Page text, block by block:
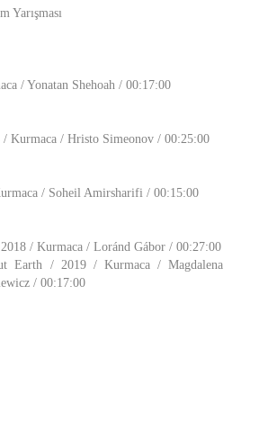
Yarışması
/ Yonatan Shehoah / 00:17:00
/ Kurmaca / Hristo Simeonov / 00:25:00
/ Soheil Amirsharifi / 00:15:00
/ Kurmaca / Loránd Gábor / 00:27:00
Earth / 2019 / Kurmaca / Magdalena
/ 00:17:00